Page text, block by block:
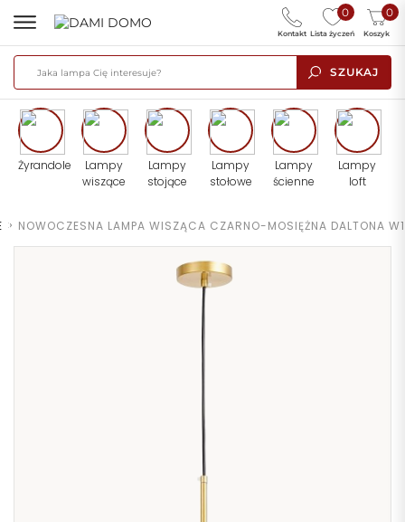
SZUKAJ
0
Lista życzeń
0
Koszyk
Kontakt
Żyrandole
Lampy
wiszące
Lampy
stojące
Lampy
stołowe
Lampy
ścienne
Lampy
loft
> NOWOCZESNA LAMPA WISZĄCA CZARNO-MOSIĘŻNA DALTONA W1